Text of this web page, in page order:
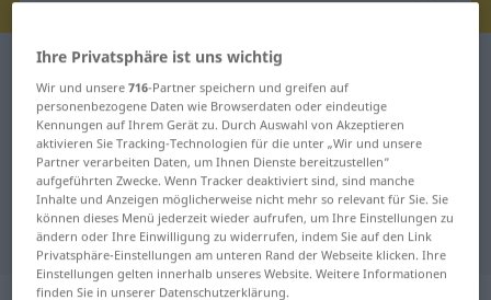
Deutsch-Niederländisch Wörterbuch
Deutsch-Niederländisch
Übersetzung für "auslachen"
"auslachen" Niederländisch
Übersetzung
Ihre Privatsphäre ist uns wichtig
Wir und unsere716-Partner speichern und greifen auf
personenbezogene Daten wie Browserdaten oder eindeutige
Kennungen auf Ihrem Gerät zu. Durch Auswahl von Akzeptieren
aktivieren Sie Tracking-Technologien für die unter „Wir und unsere
Partner verarbeiten Daten, um Ihnen Dienste bereitzustellen“
aufgeführten Zwecke. Wenn Tracker deaktiviert sind, sind manche
Inhalte und Anzeigen möglicherweise nicht mehr so relevant für Sie. Sie
können dieses Menü jederzeit wieder aufrufen, um Ihre Einstellungen zu
ändern oder Ihre Einwilligung zu widerrufen, indem Sie auf den Link
Privatsphäre-Einstellungen am unteren Rand der Webseite klicken. Ihre
Einstellungen gelten innerhalb unseres Website. Weitere Informationen
finden Sie in unserer Datenschutzerklärung.